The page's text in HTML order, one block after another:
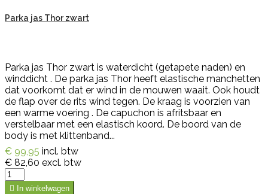
Parka jas Thor zwart
Parka jas Thor zwart is waterdicht (getapete naden) en
winddicht . De parka jas Thor heeft elastische manchetten
dat voorkomt dat er wind in de mouwen waait. Ook houdt
de flap over de rits wind tegen. De kraag is voorzien van
een warme voering . De capuchon is afritsbaar en
verstelbaar met een elastisch koord. De boord van de
body is met klittenband...
€ 99,95 incl. btw
€ 82,60 excl. btw
 In winkelwagen